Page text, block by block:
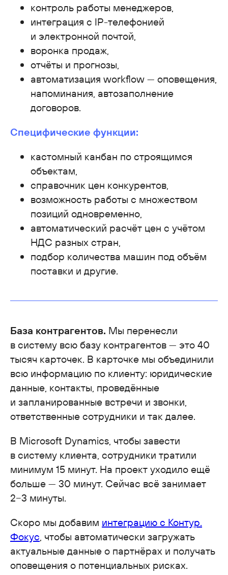
контроль работы менеджеров,
интеграция с IP-телефонией
и электронной почтой,
воронка продаж,
отчёты и прогнозы,
автоматизация workflow — оповещения,
напоминания, автозаполнение
договоров.
Специфические функции:
кастомный канбан по строящимся
объектам,
справочник цен конкурентов,
возможность работы с множеством
позиций одновременно,
автоматический расчёт цен с учётом
НДС разных стран,
подбор количества машин под объём
поставки и другие.
База контрагентов. Мы перенесли
в систему всю базу контрагентов — это 40
тысяч карточек. В карточке мы объединили
всю информацию по клиенту: юридические
данные, контакты, проведённые
и запланированные встречи и звонки,
ответственные сотрудники и так далее.
В Microsoft Dynamics, чтобы завести
в систему клиента, сотрудники тратили
минимум 15 минут. На проект уходило ещё
больше — 30 минут. Сейчас всё занимает
2−3 минуты.
Скоро мы добавим интеграцию с Контур.
Фокус , чтобы автоматически загружать
актуальные данные о партнёрах и получать
оповещения о потенциальных рисках.